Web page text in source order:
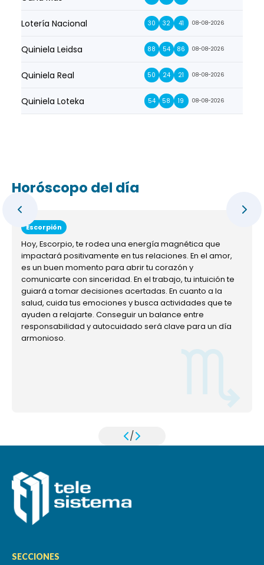
Lotería Nacional 30 32 41 08-08-2026
Quiniela Leidsa 88 54 86 08-08-2026
Quiniela Real 50 24 21 08-08-2026
Quiniela Loteka 54 58 19 08-08-2026
Horóscopo del día
Escorpión
Hoy, Escorpio, te rodea una energía magnética que
impactará positivamente en tus relaciones. En el amor,
es un buen momento para abrir tu corazón y
comunicarte con sinceridad. En el trabajo, tu intuición te
guiará a tomar decisiones acertadas. En cuanto a la
salud, cuida tus emociones y busca actividades que te
ayuden a relajarte. Conseguir un balance entre
responsabilidad y autocuidado será clave para un día
armonioso.
/
SECCIONES